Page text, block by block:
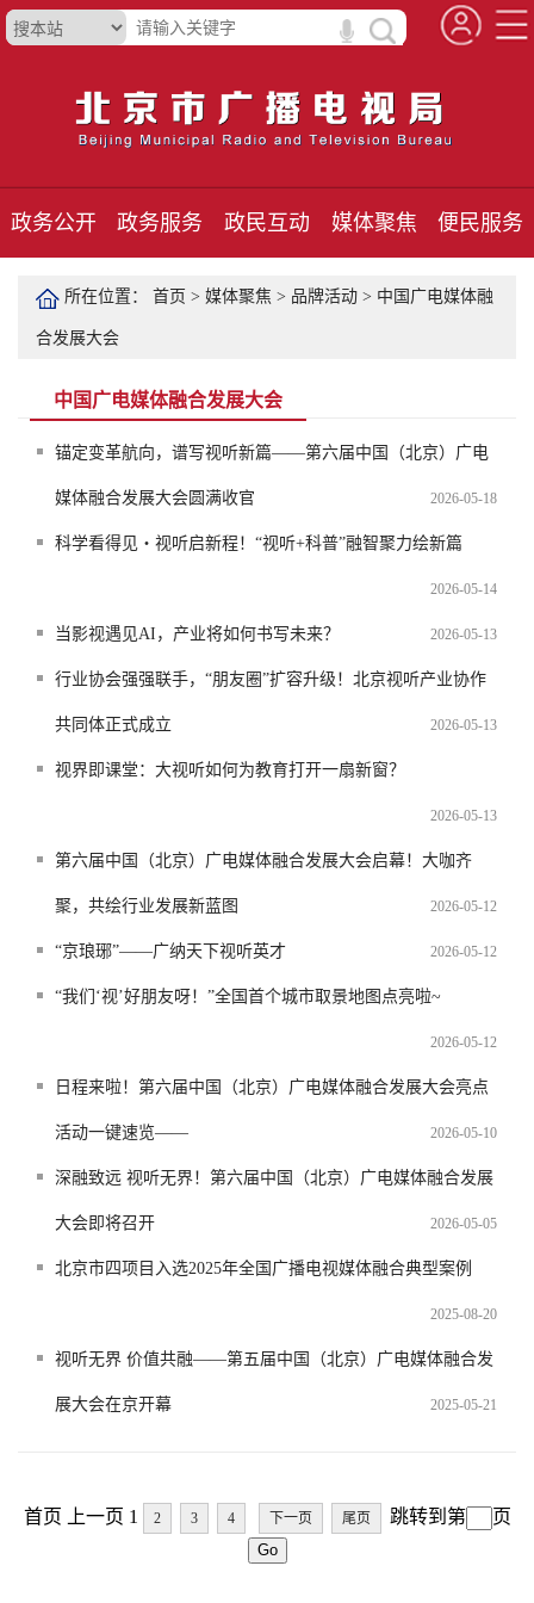
政务公开 政务服务 政民互动 媒体聚焦 便民服务
所在位置： 首页 > 媒体聚焦 > 品牌活动 > 中国广电媒体融
合发展大会
中国广电媒体融合发展大会
锚定变革航向，谱写视听新篇——第六届中国（北京）广电
媒体融合发展大会圆满收官 2026-05-18
科学看得见・视听启新程！“视听+科普”融智聚力绘新篇
2026-05-14
当影视遇见AI，产业将如何书写未来？ 2026-05-13
行业协会强强联手，“朋友圈”扩容升级！北京视听产业协作
共同体正式成立 2026-05-13
视界即课堂：大视听如何为教育打开一扇新窗？
2026-05-13
第六届中国（北京）广电媒体融合发展大会启幕！大咖齐
聚，共绘行业发展新蓝图 2026-05-12
“京琅琊”——广纳天下视听英才 2026-05-12
“我们‘视’好朋友呀！”全国首个城市取景地图点亮啦~
2026-05-12
日程来啦！第六届中国（北京）广电媒体融合发展大会亮点
活动一键速览—— 2026-05-10
深融致远 视听无界！第六届中国（北京）广电媒体融合发展
大会即将召开 2026-05-05
北京市四项目入选2025年全国广播电视媒体融合典型案例
2025-08-20
视听无界 价值共融——第五届中国（北京）广电媒体融合发
展大会在京开幕 2025-05-21
首页 上一页 1 2 3 4 下一页 尾页 跳转到第 页